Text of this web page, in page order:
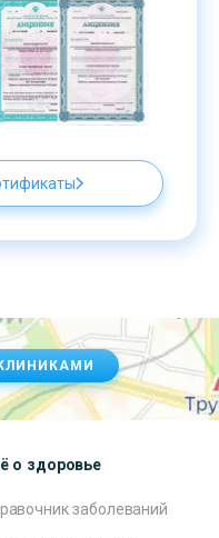
о здоровье
заболеваний